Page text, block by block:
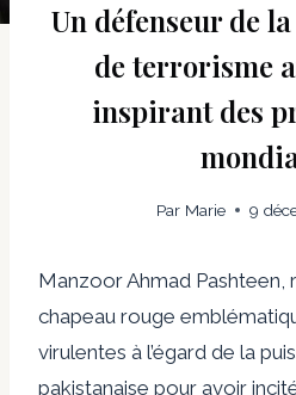
Un défenseur de
de terrorisme
inspirant des
Par Marie 9
Manzoor Ahmad Pashteen,
chapeau rouge
virulentes à l’égard de la
pakistanaise pour avoir